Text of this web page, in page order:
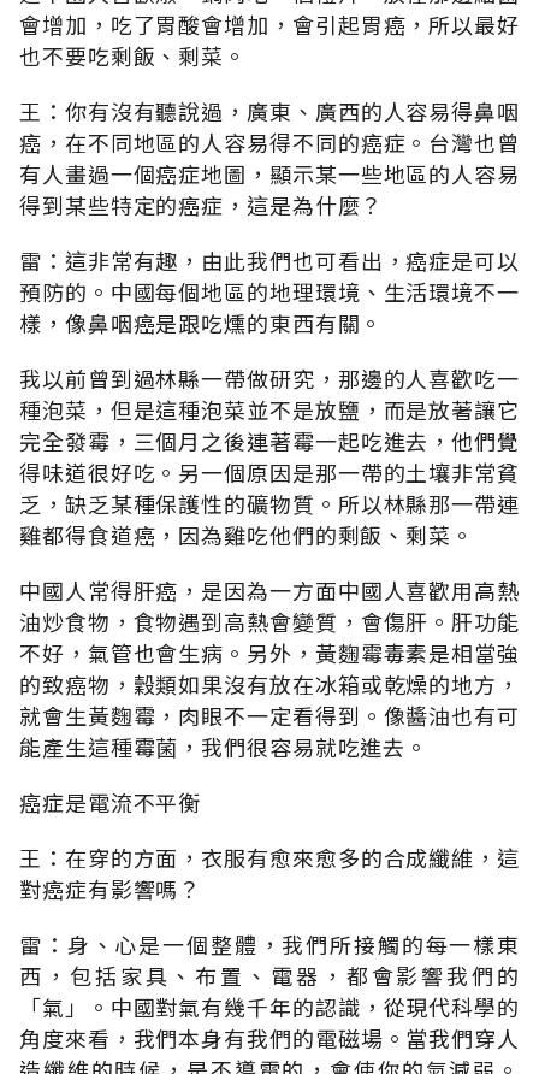
會增加，吃了胃酸會增加，會引起胃癌，所以最好
也不要吃剩飯、剩菜。
王：你有沒有聽說過，廣東、廣西的人容易得鼻咽
癌，在不同地區的人容易得不同的癌症。台灣也曾
有人畫過一個癌症地圖，顯示某一些地區的人容易
得到某些特定的癌症，這是為什麼？
雷：這非常有趣，由此我們也可看出，癌症是可以
預防的。中國每個地區的地理環境、生活環境不一
樣，像鼻咽癌是跟吃燻的東西有關。
我以前曾到過林縣一帶做研究，那邊的人喜歡吃一
種泡菜，但是這種泡菜並不是放鹽，而是放著讓它
完全發霉，三個月之後連著霉一起吃進去，他們覺
得味道很好吃。另一個原因是那一帶的土壤非常貧
乏，缺乏某種保護性的礦物質。所以林縣那一帶連
雞都得食道癌，因為雞吃他們的剩飯、剩菜。
中國人常得肝癌，是因為一方面中國人喜歡用高熱
油炒食物，食物遇到高熱會變質，會傷肝。肝功能
不好，氣管也會生病。另外，黃麴霉毒素是相當強
的致癌物，穀類如果沒有放在冰箱或乾燥的地方，
就會生黃麴霉，肉眼不一定看得到。像醬油也有可
能產生這種霉菌，我們很容易就吃進去。
癌症是電流不平衡
王：在穿的方面，衣服有愈來愈多的合成纖維，這
對癌症有影響嗎？
雷：身、心是一個整體，我們所接觸的每一樣東
西，包括家具、布置、電器，都會影響我們的
「氣」。中國對氣有幾千年的認識，從現代科學的
角度來看，我們本身有我們的電磁場。當我們穿人